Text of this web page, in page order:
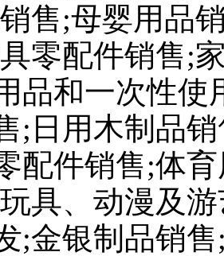
售;母婴用品
零配件销售;
品和一次性使
;日用木制品
配件销售;体
具、动漫及
;金银制品销